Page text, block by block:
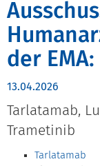
der
13.04.2026
Tarlatamab,
Trametinib
Tarlatamab